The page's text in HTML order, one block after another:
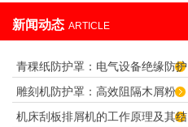
新闻动态 ARTICLE
青稞纸防护罩：电气设备绝缘防护
专用方案
雕刻机防护罩：高效阻隔木屑粉
尘，守护设备精度与安全
机床刮板排屑机的工作原理及其结